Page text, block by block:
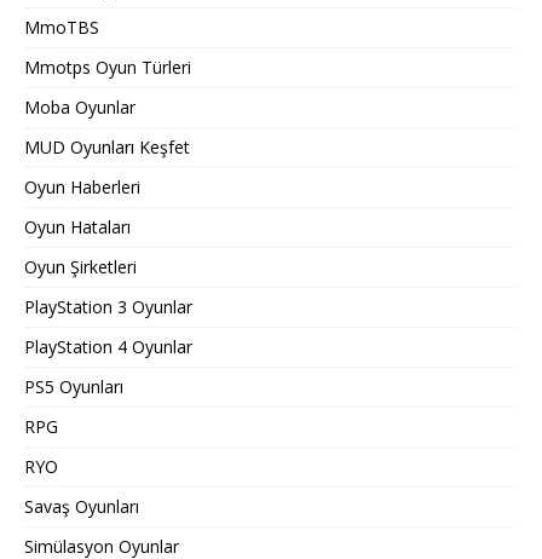
MmoTBS
Mmotps Oyun Türleri
Moba Oyunlar
MUD Oyunları Keşfet
Oyun Haberleri
Oyun Hataları
Oyun Şirketleri
PlayStation 3 Oyunlar
PlayStation 4 Oyunlar
PS5 Oyunları
RPG
RYO
Savaş Oyunları
Simülasyon Oyunlar